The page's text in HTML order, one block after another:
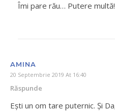
Îmi pare rău… Putere multă!
AMINA
20 Septembrie 2019 At 16:40
Răspunde
Ești un om tare puternic. Și